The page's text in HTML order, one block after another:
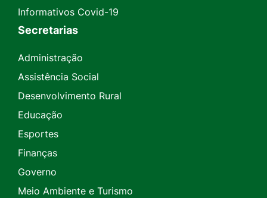
Informativos Covid-19
Secretarias
Administração
Assistência Social
Desenvolvimento Rural
Educação
Esportes
Finanças
Governo
Meio Ambiente e Turismo